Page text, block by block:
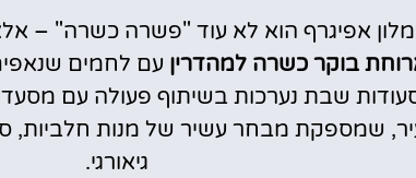
אפיגרף הוא לא עוד "פשרה כשרה" – אלא
בוקר כשרה למהדרין עם לחמים
סעודות שבת נערכות בשיתוף פעולה עם
שמספקת מבחר עשיר של מנות חלביות,
גיאורגי.